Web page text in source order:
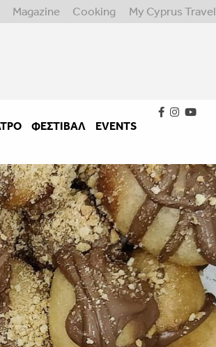
Magazine Cooking My Cyprus Travel
ΦΕΣΤΙΒΑΛ
EVENTS